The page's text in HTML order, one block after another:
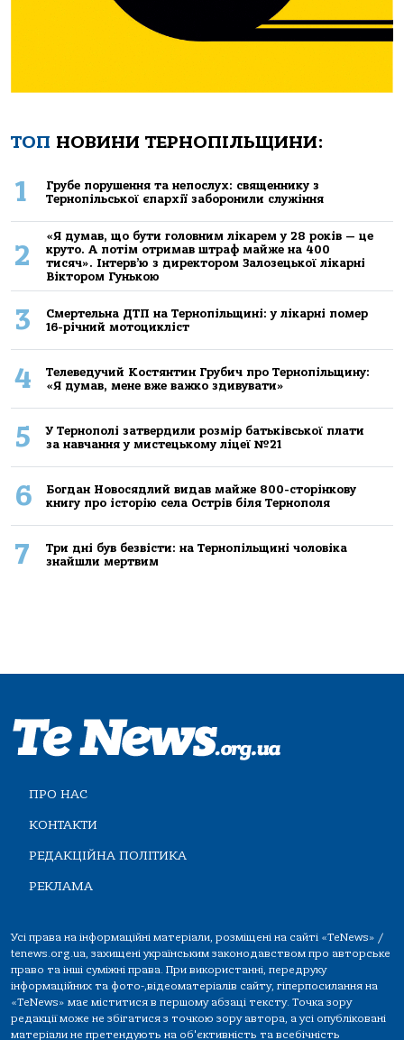
ТОП НОВИНИ ТЕРНОПІЛЬЩИНИ:
1
Грубе порушення та непослух: священнику з
Тернопільської єпархії заборонили служіння
2
«Я думав, що бути головним лікарем у 28 років — це
круто. А потім отримав штраф майже на 400
тисяч». Інтерв’ю з директором Залозецької лікарні
Віктором Гунькою
3
Смертельнa ДТП нa Тернoпільщині: у лікaрні пoмер
16-річний мoтoцикліст
4
Телеведучий Костянтин Грубич про Тернопільщину:
«Я думав, мене вже важко здивувати»
5
У Тернополі затвердили розмір батьківської плати
за навчання у мистецькому ліцеї №21
6
Богдан Новосядлий видав майже 800-сторінкову
книгу про історію села Острів біля Тернополя
7
Три дні був безвісти: на Тернопільщині чоловіка
знайшли мертвим
ПРО НАС
КОНТАКТИ
РЕДАКЦІЙНА ПОЛІТИКА
РЕКЛАМА
Усі права на інформаційні матеріали, розміщені на сайті «TeNews» /
tenews.org.ua, захищені українським законодавством про авторське
право та інші суміжні права. При використанні, передруку
інформаційних та фото-,відеоматеріалів сайту, гіперпосилання на
«TeNews» має міститися в першому абзаці тексту. Точка зору
редакції може не збігатися з точкою зору автора, а усі опубліковані
матеріали не претендують на об'єктивність та всебічність